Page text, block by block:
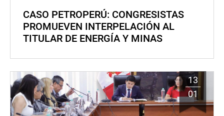
CASO PETROPERÚ: CONGRESISTAS
PROMUEVEN INTERPELACIÓN AL
TITULAR DE ENERGÍA Y MINAS
13
01